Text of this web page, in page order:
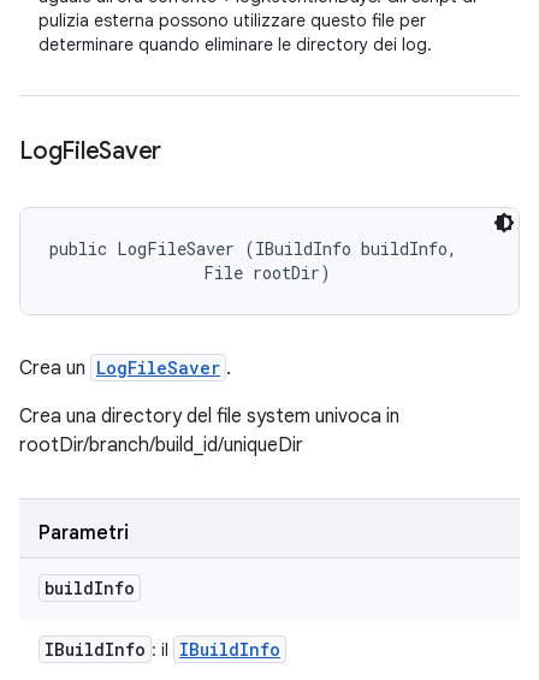
pulizia esterna possono utilizzare questo file per
determinare quando eliminare le directory dei log.
LogFileSaver
public LogFileSaver (IBuildInfo buildInfo,
                File rootDir)
Crea un LogFileSaver .
Crea una directory del file system univoca in
rootDir/branch/build_id/uniqueDir
Parametri
buildInfo
IBuildInfo : il IBuildInfo